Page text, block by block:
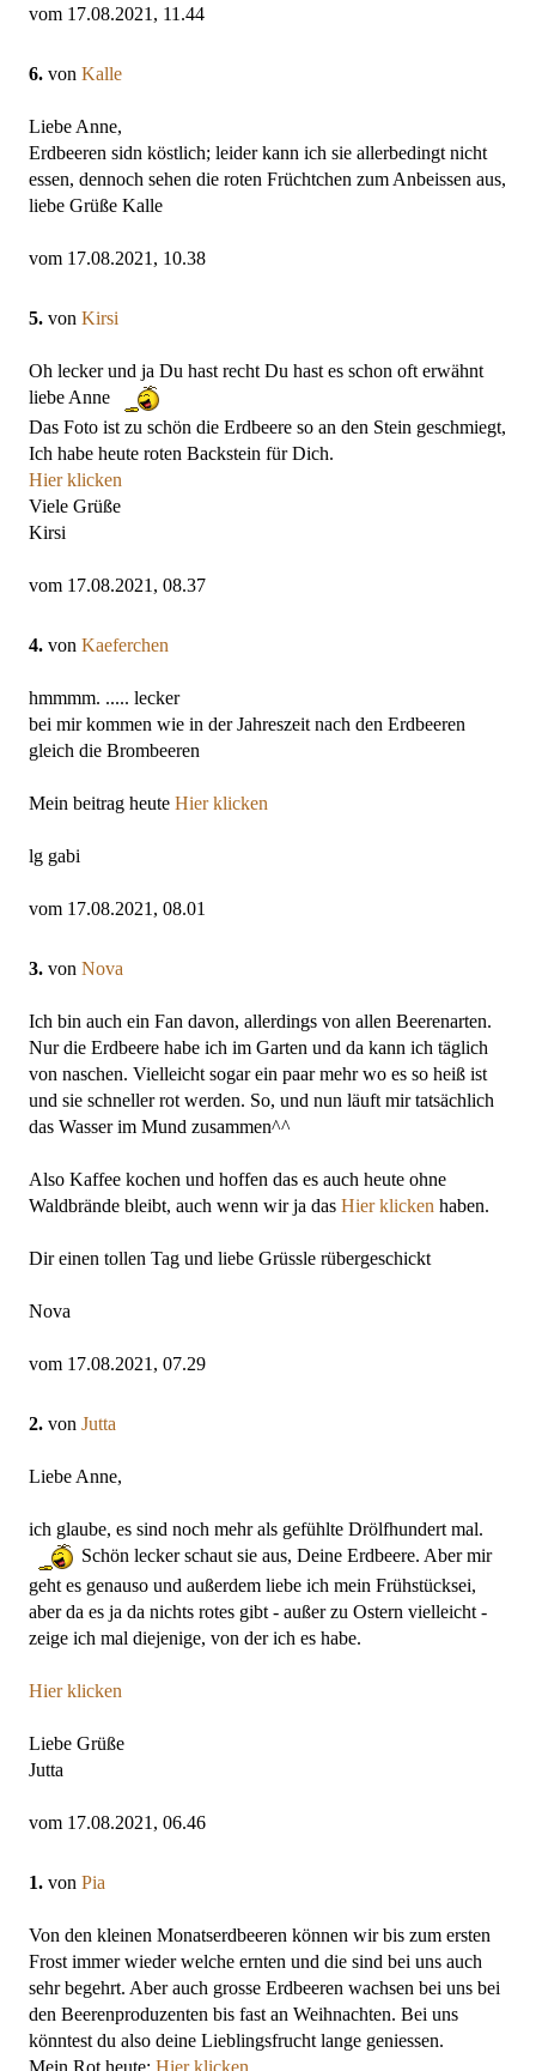
vom 17.08.2021, 11.44
6. von Kalle
Liebe Anne,
Erdbeeren sidn köstlich; leider kann ich sie allerbedingt nicht
essen, dennoch sehen die roten Früchtchen zum Anbeissen aus,
liebe Grüße Kalle
vom 17.08.2021, 10.38
5. von Kirsi
Oh lecker und ja Du hast recht Du hast es schon oft erwähnt
liebe Anne
Das Foto ist zu schön die Erdbeere so an den Stein geschmiegt,
Ich habe heute roten Backstein für Dich.
Hier klicken
Viele Grüße
Kirsi
vom 17.08.2021, 08.37
4. von Kaeferchen
hmmmm. ..... lecker
bei mir kommen wie in der Jahreszeit nach den Erdbeeren
gleich die Brombeeren
Mein beitrag heute Hier klicken
lg gabi
vom 17.08.2021, 08.01
3. von Nova
Ich bin auch ein Fan davon, allerdings von allen Beerenarten.
Nur die Erdbeere habe ich im Garten und da kann ich täglich
von naschen. Vielleicht sogar ein paar mehr wo es so heiß ist
und sie schneller rot werden. So, und nun läuft mir tatsächlich
das Wasser im Mund zusammen^^
Also Kaffee kochen und hoffen das es auch heute ohne
Waldbrände bleibt, auch wenn wir ja das Hier klicken haben.
Dir einen tollen Tag und liebe Grüssle rübergeschickt
Nova
vom 17.08.2021, 07.29
2. von Jutta
Liebe Anne,
ich glaube, es sind noch mehr als gefühlte Drölfhundert mal.
Schön lecker schaut sie aus, Deine Erdbeere. Aber mir
geht es genauso und außerdem liebe ich mein Frühstücksei,
aber da es ja da nichts rotes gibt - außer zu Ostern vielleicht -
zeige ich mal diejenige, von der ich es habe.
Hier klicken
Liebe Grüße
Jutta
vom 17.08.2021, 06.46
1. von Pia
Von den kleinen Monatserdbeeren können wir bis zum ersten
Frost immer wieder welche ernten und die sind bei uns auch
sehr begehrt. Aber auch grosse Erdbeeren wachsen bei uns bei
den Beerenproduzenten bis fast an Weihnachten. Bei uns
könntest du also deine Lieblingsfrucht lange geniessen.